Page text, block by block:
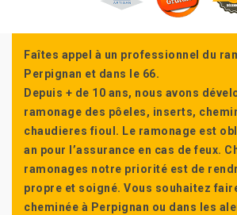
Faîtes appel à un professionnel du
Perpignan et dans le 66.
Depuis + de 10 ans, nous avons
ramonage des pôeles, inserts,
chaudieres fioul. Le ramonage est
an pour l’assurance en cas de feux.
ramonages notre priorité est de
propre et soigné. Vous souhaitez
cheminée à Perpignan ou dans les